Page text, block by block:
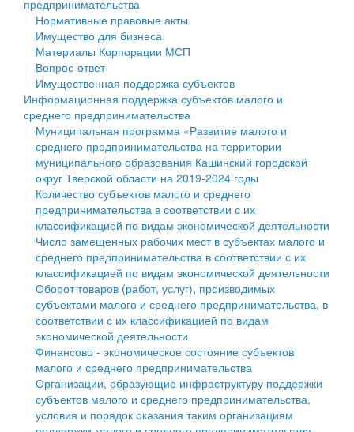
Государственные услуги
Промышленность и АПК
Экономика и бизнес
...
Символика
Устав
Гостям округа
Туризм
Культура
Образование
Здравоохранение
Социальная защита
Фотоальбом
муниципального округа Тверской области
Администрация Кашинского муниципального округа
Тверской области
Управление сельскими территориями
Открытые данные
Работа с обращениями граждан
Муниципальный контроль
Муниципальные услуги
Проекты административных регламентов
Антимонопольный комплаенс
Противодействие коррупции
Финансовое управление
Бюджет для граждан
Имущество
Выявление правообладателей ранее учтенных
объектов недвижимости
Имущественная поддержка субъектов малого и
среднего предпринимательства
Информационная поддержка субъектов малого и
среднего предпринимательства
Муниципальные программы
Контрольно-счетная палата
Персональные данные
Оценка регулирующего воздействия
предпринимательства
Нормативные правовые акты
Имущество для бизнеса
Материалы Корпорации МСП
Вопрос-ответ
Имущественная поддержка субъектов
Информационная поддержка субъектов малого и
среднего предпринимательства
Муниципальная программа «Развитие малого и
среднего предпринимательства на территории
муниципального образования Кашинский городской
округ Тверской области на 2019-2024 годы
Количество субъектов малого и среднего
предпринимательства в соответствии с их
классификацией по видам экономической деятельности
Число замещенных рабочих мест в субъектах малого и
среднего предпринимательства в соответствии с их
классификацией по видам экономической деятельности
Оборот товаров (работ, услуг), производимых
субъектами малого и среднего предпринимательства, в
соответствии с их классификацией по видам
экономической деятельности
Финансово - экономическое состояние субъектов
малого и среднего предпринимательства
Организации, образующие инфраструктуру поддержки
субъектов малого и среднего предпринимательства,
условия и порядок оказания таким организациям